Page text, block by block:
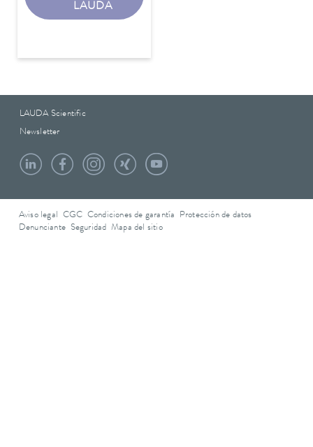
LAUDA
LAUDA Scientific
Newsletter
Aviso legal CGC Condiciones de garantía
Protección de datos
Denunciante Seguridad Mapa del sitio